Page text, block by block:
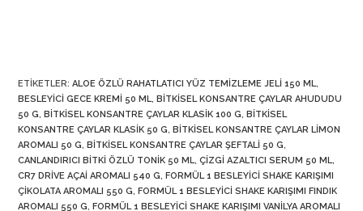
ETIKETLER:ALOE ÖZLÜ RAHATLATICI YÜZ TEMIZLEME JELI 150 ML,
BESLEYICI GECE KREMI 50 ML, BITKISEL KONSANTRE ÇAYLAR AHUDUDU
50 G, BITKISEL KONSANTRE ÇAYLAR KLASIK 100 G, BITKISEL
KONSANTRE ÇAYLAR KLASIK 50 G, BITKISEL KONSANTRE ÇAYLAR LIMON
AROMALI 50 G, BITKISEL KONSANTRE ÇAYLAR ŞEFTALI 50 G,
CANLANDIRICI BITKI ÖZLÜ TONIK 50 ML, ÇIZGI AZALTICI SERUM 50 ML,
CR7 DRIVE AÇAI AROMALI 540 G, FORMÜL 1 BESLEYICI SHAKE KARIŞIMI
ÇIKOLATA AROMALI 550 G, FORMÜL 1 BESLEYICI SHAKE KARIŞIMI FINDIK
AROMALI 550 G, FORMÜL 1 BESLEYICI SHAKE KARIŞIMI VANILYA AROMALI